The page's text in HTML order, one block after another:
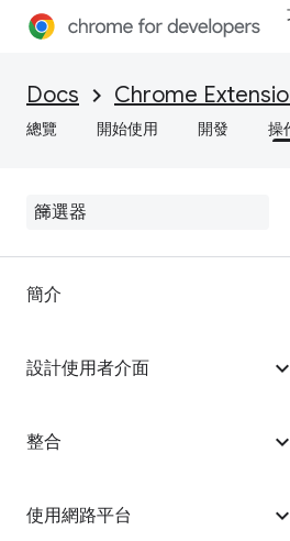
Docs Chrome
總覽 開始使用 開發 操
簡介
設計使用者介面
整合
使用網路平台